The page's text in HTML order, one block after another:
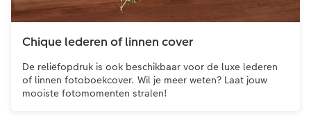
Chique lederen of linnen cover
De reliëfopdruk is ook beschikbaar voor de luxe lederen
of linnen fotoboekcover. Wil je meer weten? Laat jouw
mooiste fotomomenten stralen!